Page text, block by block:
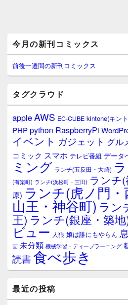
イ
ン
サ
イ
ウ
ィ
ジ
ェ
ア
今月の新刊コミックス
前後一週間の新刊コミックス
タグクラウド
appleAWS EC-CUBE kintone(キン
PHPpython RaspberryPi
イベント ガジェット グル
コミック スマホ テレビ番組 データ
ミング ランチ(五反田・大崎)
(有楽町) ランチ(浜松町・三田) ランチ
原) ランチ(虎ノ門
山王・神谷町) ラン
王) ランチ(銀座・築
ビュー 人狼 娘は誰にもやらん
画 未分類 機械学習・ディープラーニング
読書食べ歩き
最近の投稿